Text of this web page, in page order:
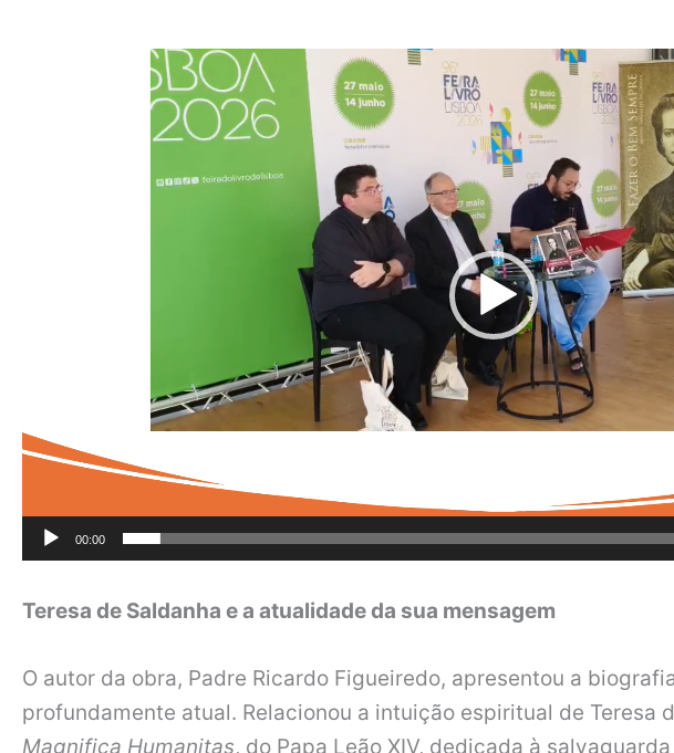
00:00
Teresa de Saldanha e a atualidade da sua mensagem
O autor da obra, Padre Ricardo Figueiredo, apresentou a
profundamente atual. Relacionou a intuição espiritual de Teresa
Magnifica Humanitas, do Papa Leão XIV, dedicada à